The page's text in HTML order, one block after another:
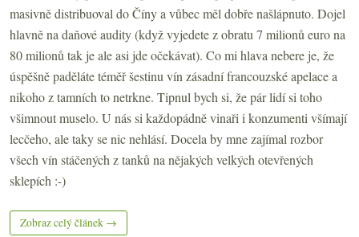
masivně distribuoval do Číny a vůbec měl dobře našlápnuto. Dojel
hlavně na daňové audity (když vyjedete z obratu 7 milionů euro na
80 milionů tak je ale asi jde očekávat). Co mi hlava nebere je, že
úspěšně paděláte téměř šestinu vín zásadní francouzské apelace a
nikoho z tamních to netrkne. Tipnul bych si, že pár lidí si toho
všimnout muselo. U nás si každopádně vinaři i konzumenti všímají
lecčeho, ale taky se nic nehlásí. Docela by mne zajímal rozbor
všech vín stáčených z tanků na nějakých velkých otevřených
sklepích :-)
Zobraz celý článek →